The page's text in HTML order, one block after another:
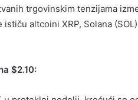
trgovinskim tenzijama
altcoini XRP, Solana
$2.10: